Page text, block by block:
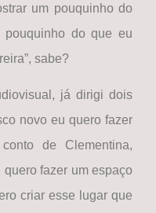
um pouquinho do
pouquinho do que eu
sabe?
já dirigi dois
novo eu quero fazer
de Clementina,
fazer um espaço
criar esse lugar que